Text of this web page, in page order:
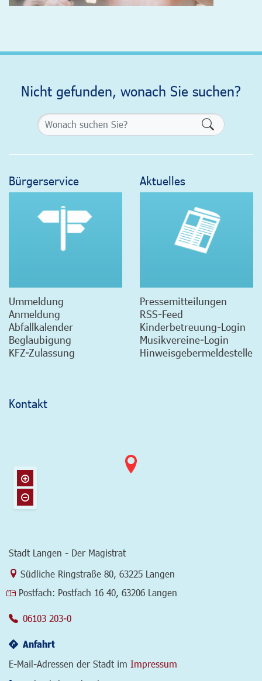
Nicht gefunden, wonach Sie suchen?
Bürgerservice
Ummeldung
Anmeldung
Abfallkalender
Beglaubigung
KFZ-Zulassung
Aktuelles
Pressemitteilungen
RSS-Feed
Kinderbetreuung-Login
Musikvereine-Login
Hinweisgebermeldestelle
Kontakt
Stadt Langen - Der Magistrat
Link zur Google-Maps Navigation
Südliche Ringstraße 80, 63225 Langen
Postfach: Postfach 16 40, 63206 Langen
06103 203-0
Anfahrt
E-Mail-Adressen der Stadt im Impressum